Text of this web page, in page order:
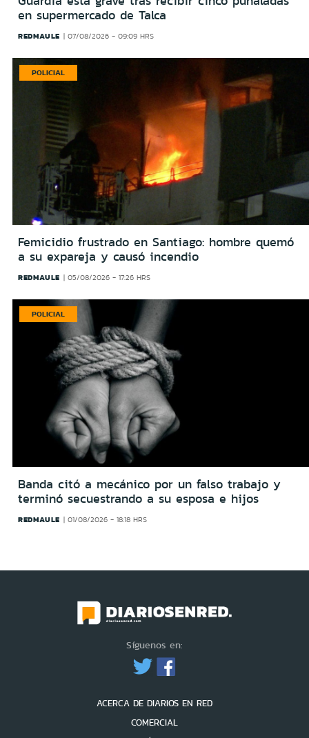
en supermercado de Talca
REDMAULE 07/08/2026 - 09:09 HRS
POLICIAL
Femicidio frustrado en Santiago: hombre quemó
a su expareja y causó incendio
REDMAULE 05/08/2026 - 17:26 HRS
POLICIAL
Banda citó a mecánico por un falso trabajo y
terminó secuestrando a su esposa e hijos
REDMAULE 01/08/2026 - 18:18 HRS
Síguenos en:
ACERCA DE DIARIOS EN RED
COMERCIAL